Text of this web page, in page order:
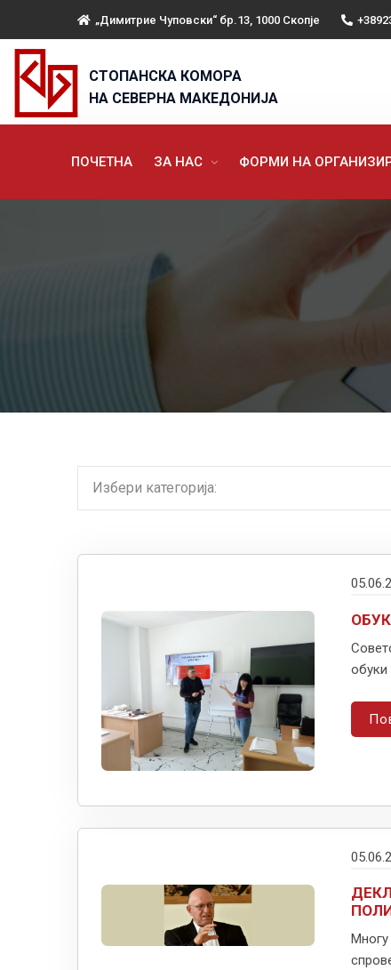
„Димитрие Чуповски“ бр.13, 1000 Скопје
СТОПАНСКА КОМОРА
НА СЕВЕРНА МАКЕДОНИЈА
ПОЧЕТНА ЗА НАС ФОРМИ НА
обуки
Многу